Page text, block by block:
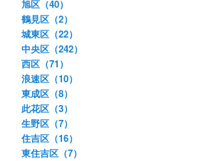
旭区（40）
鶴見区（2）
城東区（22）
中央区（242）
西区（71）
浪速区（10）
東成区（8）
此花区（3）
生野区（7）
住吉区（16）
東住吉区（7）